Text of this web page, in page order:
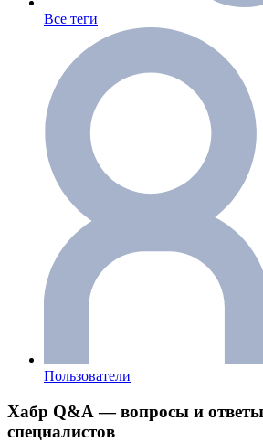
Все теги
Пользователи
Хабр Q&A — вопросы и
специалистов